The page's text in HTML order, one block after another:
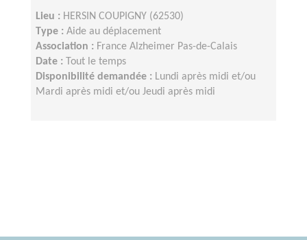
Lieu : HERSIN COUPIGNY (62530)
Type : Aide au déplacement
Association : France Alzheimer Pas-de-Calais
Date :
Tout le temps
Disponibilité demandée : Lundi après midi et/ou
Mardi après midi et/ou Jeudi après midi